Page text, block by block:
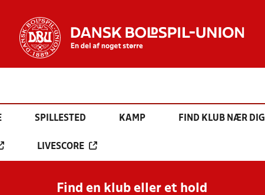
SPILLESTED KAMP FIND KLUB NÆR DIG
LIVESCORE
Find en klub eller et hold